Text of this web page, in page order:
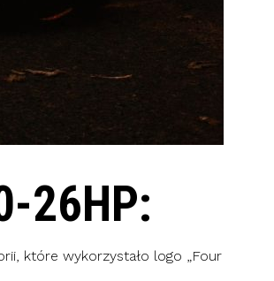
26HP:
które wykorzystało logo „Four